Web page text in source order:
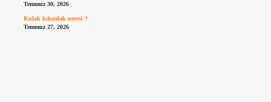
Temmuz 30, 2026
Kulak kıkırdak neresi ?
Temmuz 27, 2026